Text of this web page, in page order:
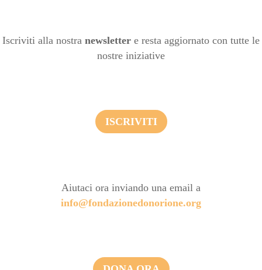
Iscriviti alla nostra newsletter e resta aggiornato con tutte le
nostre iniziative
ISCRIVITI
Aiutaci ora inviando una email a
info@fondazionedonorione.org